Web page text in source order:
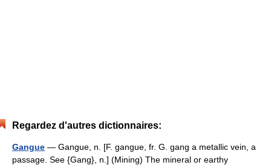
Regardez d'autres dictionnaires:
Gangue — Gangue, n. [F. gangue, fr. G. gang a metallic vein, a
passage. See {Gang}, n.] (Mining) The mineral or earthy